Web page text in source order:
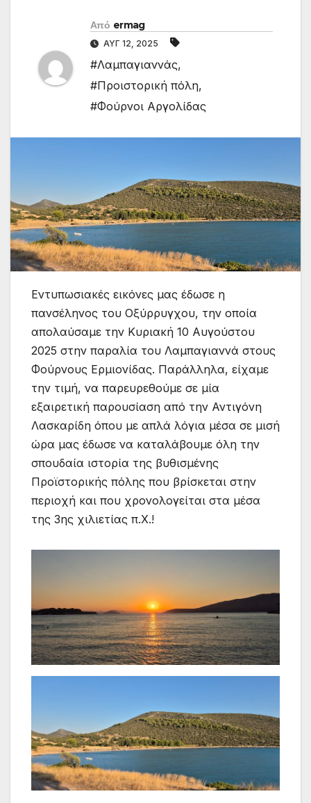
Από ermag
ΑΥΓ 12, 2025
#Λαμπαγιαννάς,
#Προιστορική πόλη,
#Φούρνοι Αργολίδας
Εντυπωσιακές εικόνες μας έδωσε η
πανσέληνος του Οξύρρυγχου, την οποία
απολαύσαμε την Κυριακή 10 Αυγούστου
2025 στην παραλία του Λαμπαγιαννά στους
Φούρνους Ερμιονίδας. Παράλληλα, είχαμε
την τιμή, να παρευρεθούμε σε μία
εξαιρετική παρουσίαση από την Αντιγόνη
Λασκαρίδη όπου με απλά λόγια μέσα σε μισή
ώρα μας έδωσε να καταλάβουμε όλη την
σπουδαία ιστορία της βυθισμένης
Προϊστορικής πόλης που βρίσκεται στην
περιοχή και που χρονολογείται στα μέσα
της 3ης χιλιετίας π.Χ.!